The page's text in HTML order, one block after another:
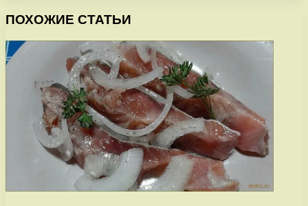
ПОХОЖИЕ СТАТЬИ